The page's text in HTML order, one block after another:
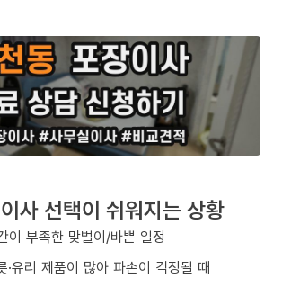
사 선택이 쉬워지는 상황
이 부족한 맞벌이/바쁜 일정
·유리 제품이 많아 파손이 걱정될 때